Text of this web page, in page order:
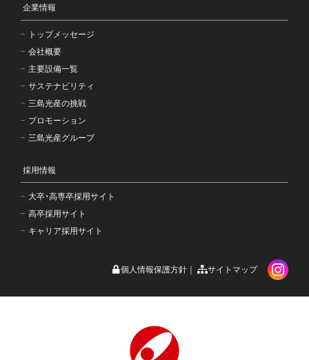
企業情報
トップメッセージ
会社概要
主要設備一覧
サステナビリティ
三島光産の挑戦
プロモーション
三島光産グループ
採用情報
大卒・高専卒採用サイト
高卒採用サイト
キャリア採用サイト
個人情報保護方針 サイトマップ